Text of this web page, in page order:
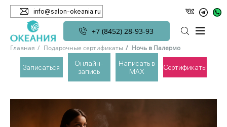
info@salon-okeania.ru
+7 (8452) 28-93-93
Записаться
Онлайн-
запись
Написать в
MAX
Сертификаты
Главная Подарочные сертификаты Ночь в Палермо
НОЧЬ В ПАЛЕРМО